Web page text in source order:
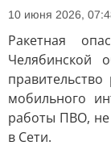
10 июня 2026,
Ракетная
Челябинской
мобильного
работы ПВО,
в Сети.